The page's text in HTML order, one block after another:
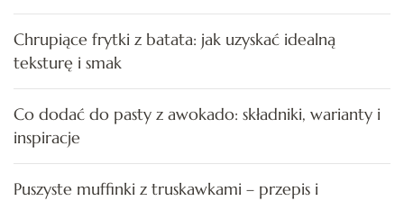
Chrupiące frytki z batata: jak uzyskać idealną
teksturę i smak
Co dodać do pasty z awokado: składniki, warianty i
inspiracje
Puszyste muffinki z truskawkami – przepis i